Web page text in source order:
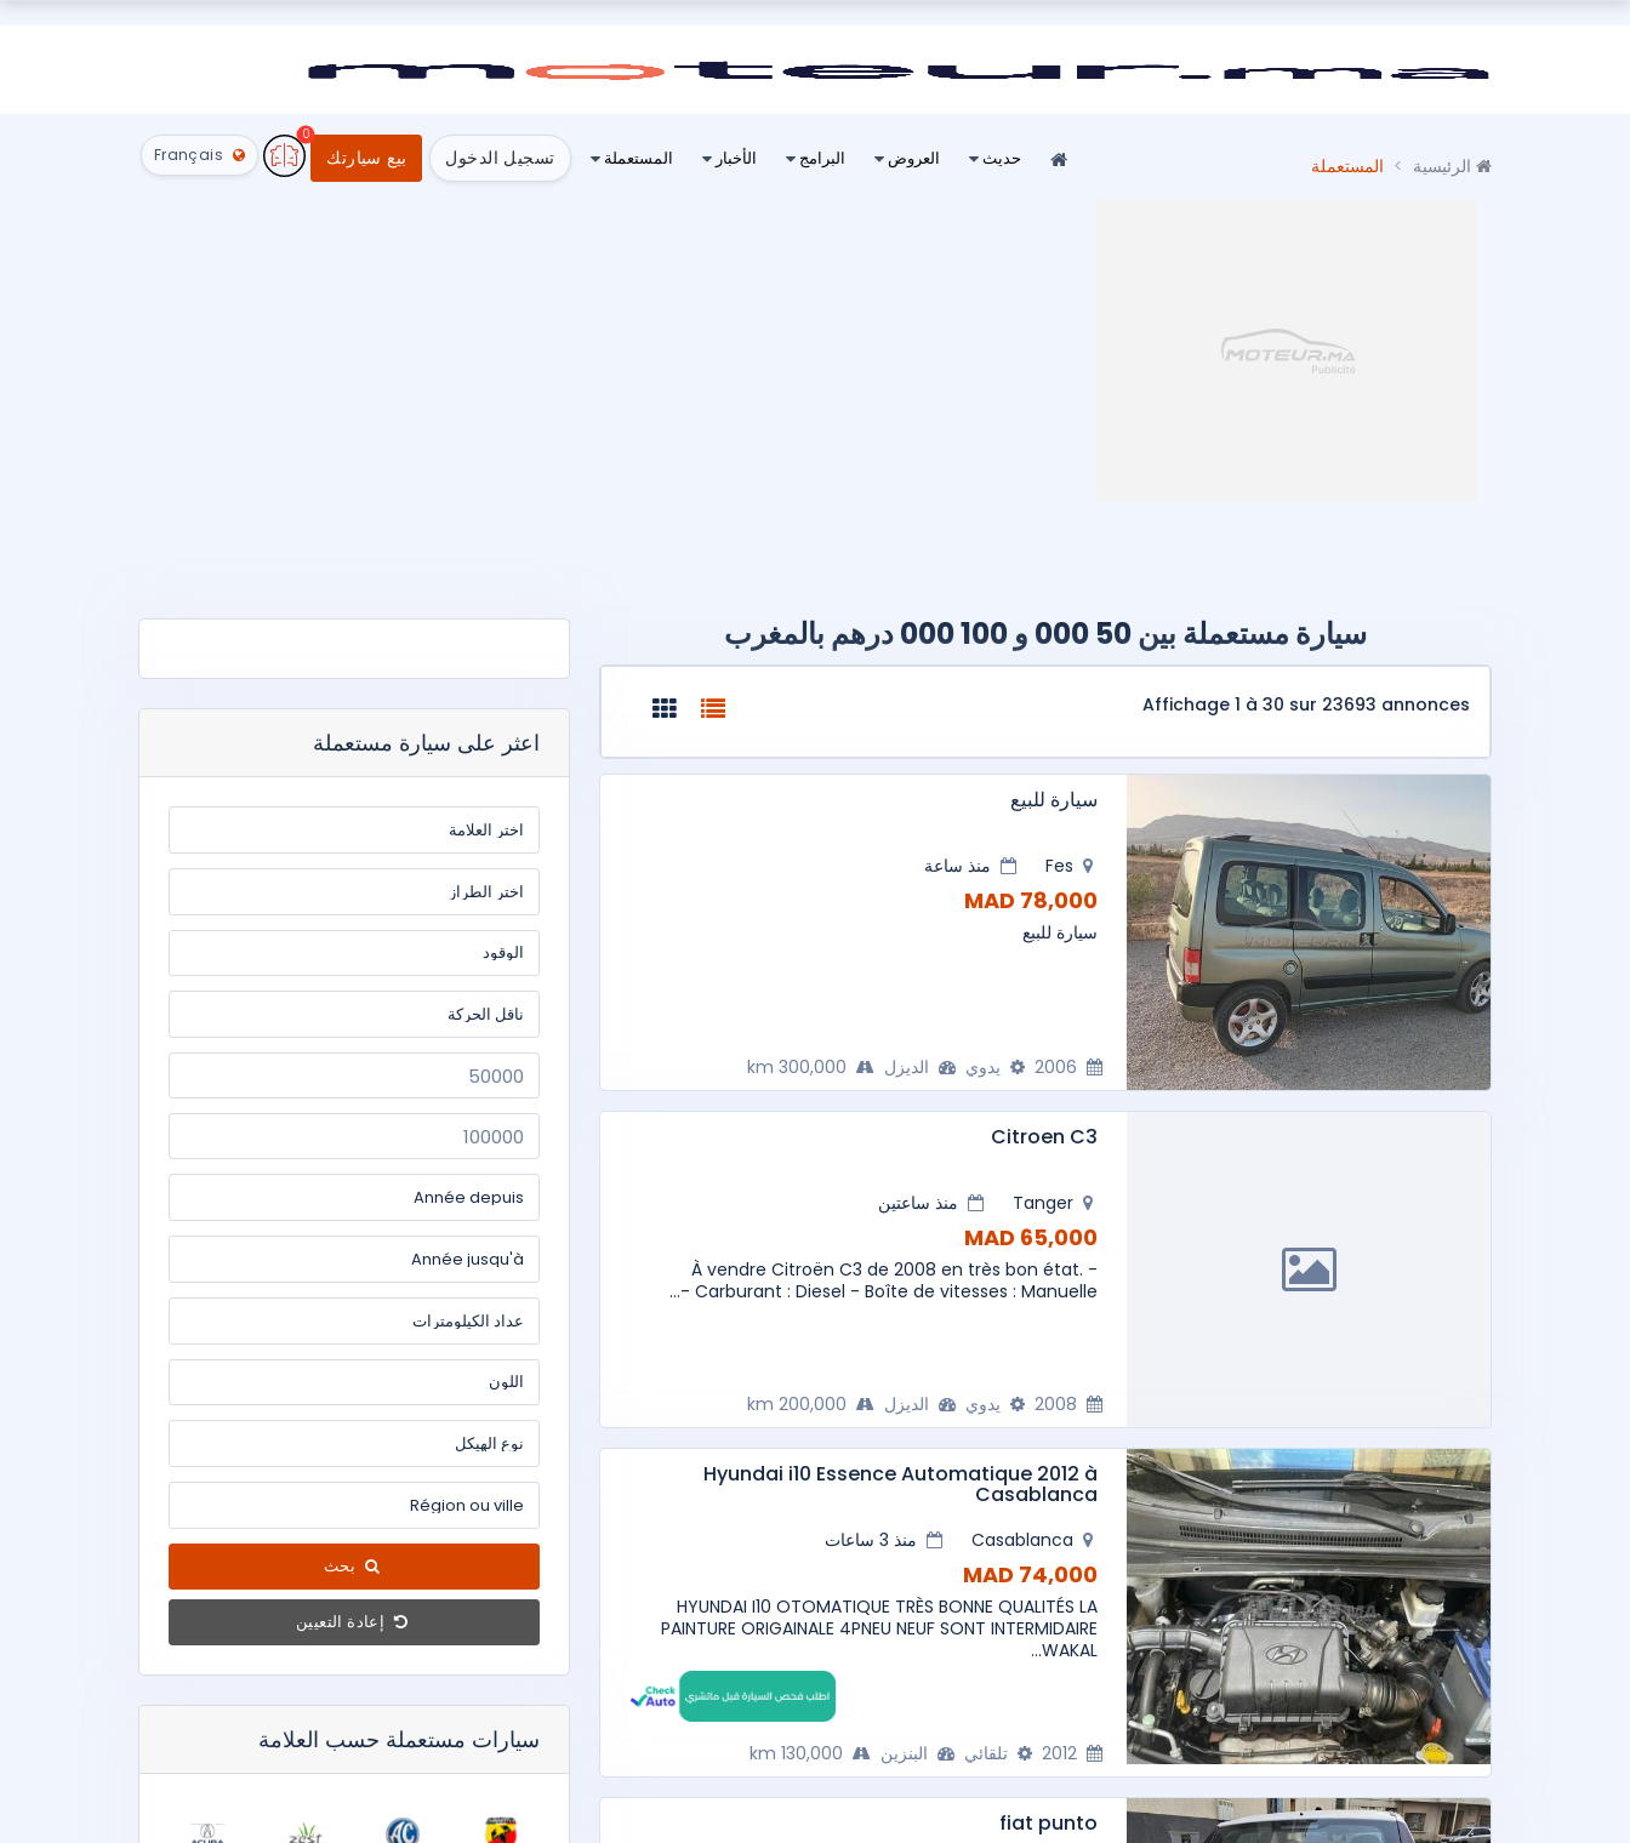
حديث العروض البرامج الأخبار المستعملة تسجيل الدخول بيع سيارتك
0
Français المستعملة
سيارة مستعملة بين 50 000 و 100 000 درهم بالمغرب
Affichage 1 à 30 sur 23693 annonces
سيارة للبيع
منذ ساعة
78,000 MAD
سيارة للببع
الديزل
Citroen C3
منذ ساعتين
65,000 MAD
À vendre Citroën C3 de 2008 en très bon état. -
Carburant : Diesel - Boîte de vitesses : Manuelle -...
الديزل
Hyundai i10 Essence Automatique 2012 à
Casablanca
منذ 3 ساعات
74,000 MAD
HYUNDAI I10 OTOMATIQUE TRÈS BONNE QUALITÉS LA
PAINTURE ORIGAINALE 4PNEU NEUF SONT INTERMIDAIRE
WAKAL...
البنزين
fiat punto
اعثر على سيارة مستعملة
بحث
سيارات مستعملة حسب العلامة